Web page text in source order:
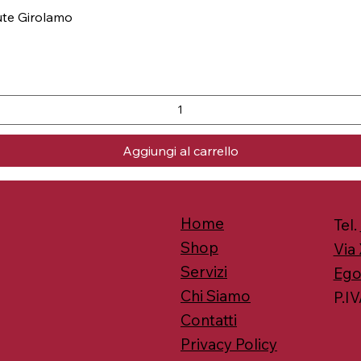
Girolamo
Aggiungi al carrello
Home
Shop
Servizi
Chi Siamo
Contatti
Privacy Policy
Tel.
Via